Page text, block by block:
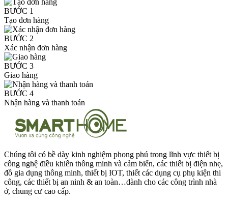
BƯỚC 1
Tạo đơn hàng
BƯỚC 2
Xác nhận đơn hàng
BƯỚC 3
Giao hàng
BƯỚC 4
Nhận hàng và thanh toán
Chúng tôi có bề dày kinh nghiệm phong phú trong lĩnh vực thiết bị
công nghệ điều khiển thông minh và cảm biến, các thiết bị điện nhẹ,
đồ gia dụng thông minh, thiết bị IOT, thiết các dụng cụ phụ kiện thi
công, các thiết bị an ninh & an toàn…dành cho các công trình nhà
ở, chung cư cao cấp.